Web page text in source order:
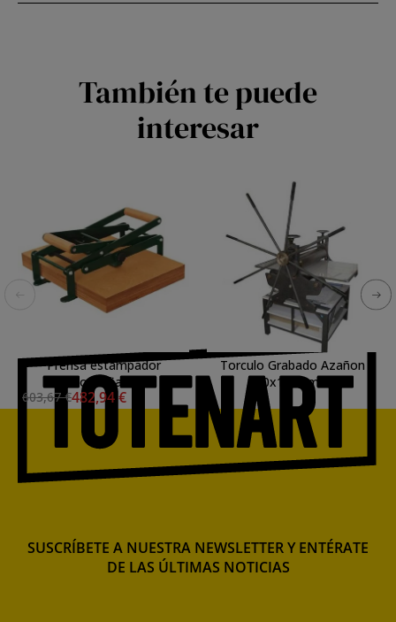
También te puede
interesar
Prensa estampador
xilografia A3
603,67 €482,94 €
Torculo Grabado Azañon
80x120 cm. -
aspas/manivela y reducción-
Matorc
SUSCRÍBETE A NUESTRA NEWSLETTER Y ENTÉRATE
DE LAS ÚLTIMAS NOTICIAS